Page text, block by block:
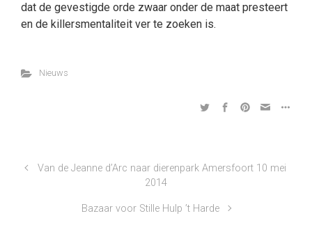
dat de gevestigde orde zwaar onder de maat presteert
en de killersmentaliteit ver te zoeken is.
Nieuws
Van de Jeanne d’Arc naar dierenpark Amersfoort 10 mei
2014
Bazaar voor Stille Hulp ’t Harde